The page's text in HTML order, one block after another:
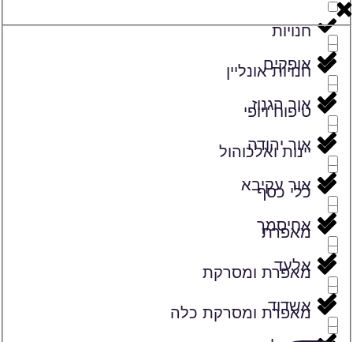
חנויות
חנויות אונליין
טיפוח ויופי
יינות ואלכוהול
כלי כסף
מאפרת
מאפרת ומסרקת
מאפרת ומסרקת כלה
אופקים
אור הגנוז
אור יהודה
אור עקיבא
אחיסמך
אלעד
אשדוד